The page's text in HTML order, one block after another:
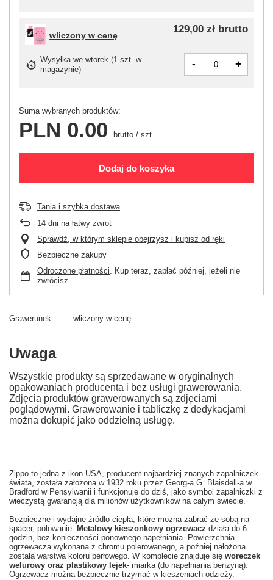
wliczony w cenę
129,00 zł brutto
Wysyłka we wtorek (1 szt. w
magazynie)
- +
Suma wybranych produktów:
PLN 0.00 brutto / szt.
Dodaj do koszyka
Tania i szybka dostawa
14 dni na łatwy zwrot
Sprawdź, w którym sklepie obejrzysz i kupisz od ręki
Bezpieczne zakupy
Odroczone płatności. Kup teraz, zapłać później, jeżeli nie
zwrócisz
Grawerunek wliczony w cenę
Uwaga
Wszystkie produkty są sprzedawane w oryginalnych
opakowaniach producenta i bez usługi grawerowania.
Zdjęcia produktów grawerowanych są zdjęciami
poglądowymi. Grawerowanie i tabliczkę z dedykacjami
można dokupić jako oddzielną usługę.
Zippo to jedna z ikon USA, producent najbardziej znanych zapalniczek
świata, została założona w 1932 roku przez Georg-a G. Blaisdell-a w
Bradford w Pensylwanii i funkcjonuje do dziś, jako symbol zapalniczki z
wieczystą gwarancją dla milionów użytkowników na całym świecie.
Bezpieczne i wydajne źródło ciepła, które można zabrać ze sobą na
spacer, polowanie. Metalowy kieszonkowy ogrzewacz działa do 6
godzin, bez konieczności ponownego napełniania. Powierzchnia
ogrzewacza wykonana z chromu polerowanego, a poźniej nałożona
została warstwa koloru perłowego. W komplecie znajduje się woreczek
welurowy oraz plastikowy lejek- miarka (do napełniania benzyną).
Ogrzewacz można bezpiecznie trzymać w kieszeniach odzieży.